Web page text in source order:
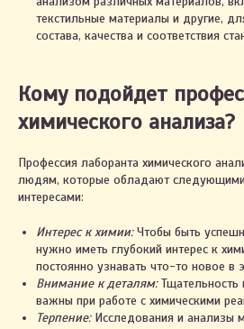
текстильные материалы и другие,
состава, качества и соответствия
Кому подойдет
химического анализа?
Профессия лаборанта химического
людям, которые обладают следующими
интересами:
Интерес к химии:Чтобы быть
нужно иметь глубокий интерес к
постоянно узнавать что-то новое в
Внимание к деталям:Тщательность
важны при работе с химическими
Терпение:Исследования и анализы